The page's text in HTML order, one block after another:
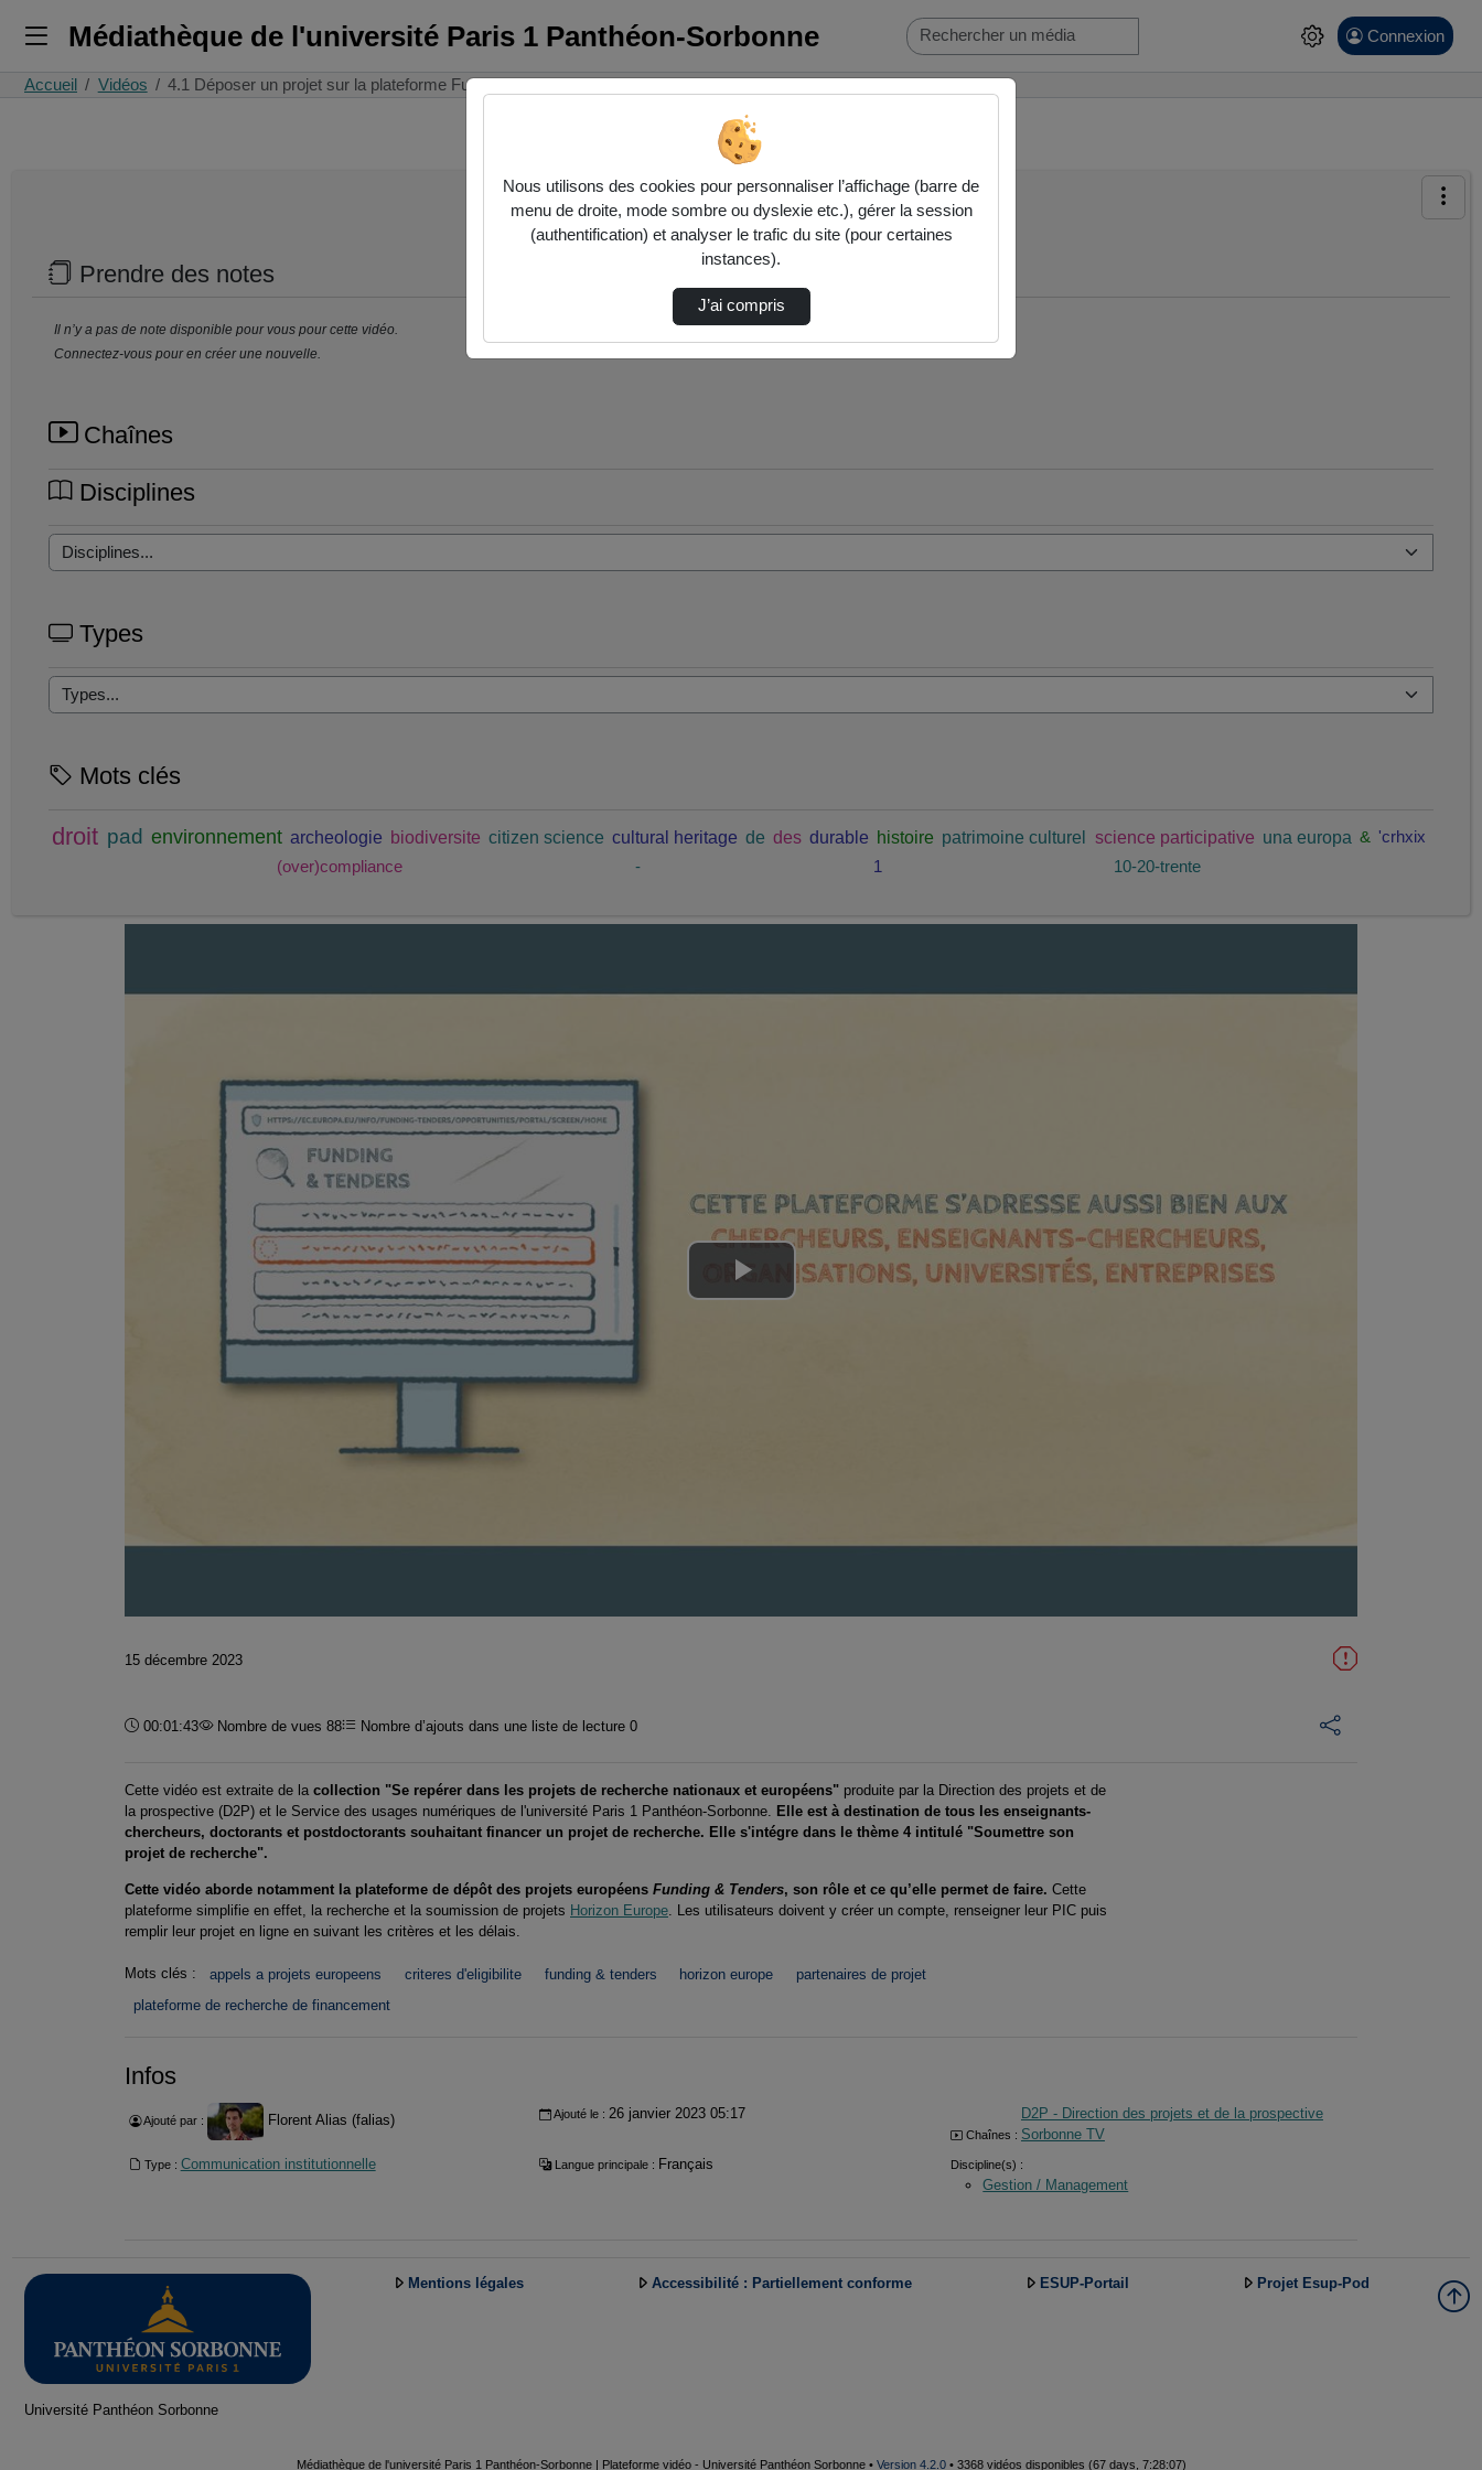
Médiathèque de l'université Paris 1 Panthéon-Sorbonne Connexion
Accueil Vidéos 4.1 Déposer un projet sur la plateforme Fund…
Prendre des notes
Il n’y a pas de note disponible pour vous pour cette vidéo.
Connectez-vous pour en créer une nouvelle.
Chaînes
Disciplines
Types
Mots clés
droit pad environnement archeologie biodiversite citizen science cultural heritage de des durable histoire patrimoine culturel science participative una europa & 'crhxix
(over)compliance
- 1 10-20-trente
Lire
15 décembre 2023
Durée :
00:01:43 Nombre de vues 88 Nombre d’ajouts dans une liste de lecture 0
Cette vidéo est extraite de la collection "Se repérer dans les projets de recherche nationaux et européens" produite par la Direction des projets et de
la prospective (D2P) et le Service des usages numériques de l'université Paris 1 Panthéon-Sorbonne.
Elle est à destination de tous les enseignants-
chercheurs, doctorants et postdoctorants souhaitant financer un projet de recherche. Elle s'intégre dans le thème 4 intitulé "Soumettre son
projet de recherche".
Cette vidéo aborde notamment la plateforme de dépôt des projets européens Funding & Tenders, son rôle et ce qu’elle permet de faire. Cette
plateforme simplifie en effet, la recherche et la soumission de projets Horizon Europe. Les utilisateurs doivent y créer un compte, renseigner leur PIC puis
remplir leur projet en ligne en suivant les critères et les délais.
Mots clés : appels a projets europeens criteres d'eligibilite funding & tenders horizon europe
partenaires de projet
plateforme de recherche de financement
Infos
Ajouté par : Florent Alias (falias) Ajouté le : 26 janvier 2023 05:17
Chaînes :
D2P - Direction des projets et de la prospective
Sorbonne TV
Type : Communication institutionnelle Langue principale : Français Discipline(s) :
Gestion / Management
Université Panthéon Sorbonne
Mentions légales Accessibilité : Partiellement conforme ESUP-Portail Projet Esup-Pod
Médiathèque de l'université Paris 1 Panthéon-Sorbonne | Plateforme vidéo - Université Panthéon Sorbonne • Version 4.2.0• 3368 vidéos disponibles (67 days, 7:28:07)
Nous utilisons des cookies pour personnaliser l’affichage (barre de
menu de droite, mode sombre ou dyslexie etc.), gérer la session
(authentification) et analyser le trafic du site (pour certaines
instances).
J’ai compris